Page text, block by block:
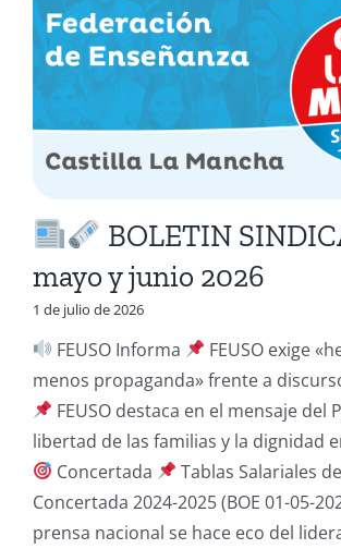
BOLETIN
mayo y junio 2026
1 de julio de 2026
FEUSO Informa
FEUSO exige
menos propaganda» frente a
FEUSO destaca en el mensaje del
libertad de las familias y la dignidad
Concertada
Tablas Salariales
Concertada 2024-2025 (BOE 01-05-
prensa nacional se hace eco del